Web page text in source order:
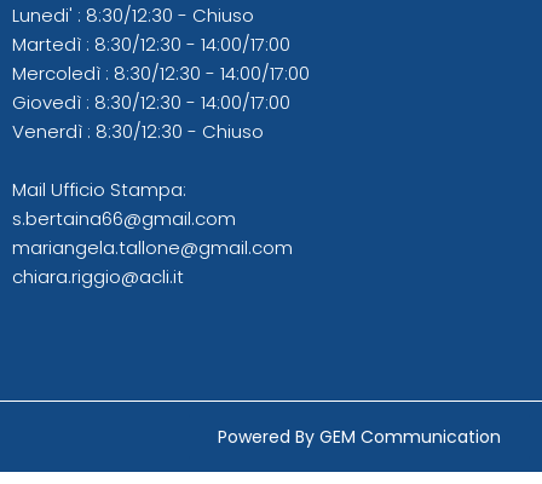
Lunedi' : 8:30/12:30 - Chiuso
Martedì : 8:30/12:30 - 14:00/17:00
Mercoledì : 8:30/12:30 - 14:00/17:00
Giovedì : 8:30/12:30 - 14:00/17:00
Venerdì : 8:30/12:30 - Chiuso
Mail Ufficio Stampa:
s.bertaina66@gmail.com
mariangela.tallone@gmail.com
chiara.riggio@acli.it
Powered By GEM Communication